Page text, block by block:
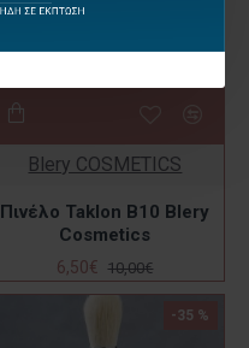
Blery COSMETICS
Πινέλο Taklon B10 Blery
Cosmetics
6,50€ 10,00€
-35 %